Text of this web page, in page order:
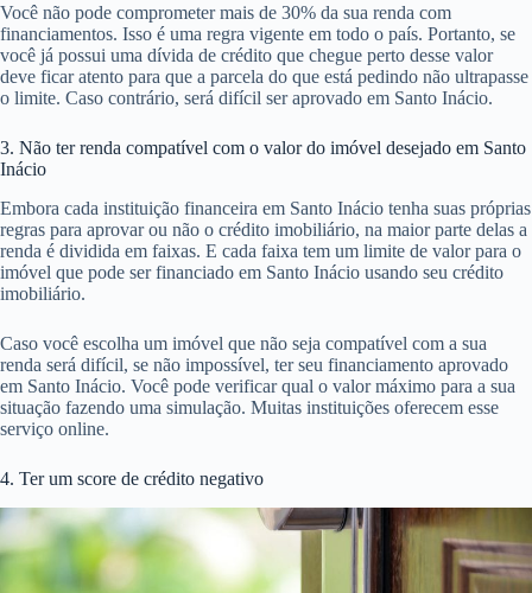
Você não pode comprometer mais de 30% da sua renda com
financiamentos. Isso é uma regra vigente em todo o país. Portanto, se
você já possui uma dívida de crédito que chegue perto desse valor
deve ficar atento para que a parcela do que está pedindo não ultrapasse
o limite. Caso contrário, será difícil ser aprovado em Santo Inácio.
3. Não ter renda compatível com o valor do imóvel desejado em Santo
Inácio
Embora cada instituição financeira em Santo Inácio tenha suas próprias
regras para aprovar ou não o crédito imobiliário, na maior parte delas a
renda é dividida em faixas. E cada faixa tem um limite de valor para o
imóvel que pode ser financiado em Santo Inácio usando seu crédito
imobiliário.
Caso você escolha um imóvel que não seja compatível com a sua
renda será difícil, se não impossível, ter seu financiamento aprovado
em Santo Inácio. Você pode verificar qual o valor máximo para a sua
situação fazendo uma simulação. Muitas instituições oferecem esse
serviço online.
4. Ter um score de crédito negativo